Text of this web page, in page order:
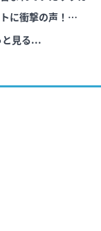
に衝撃の声！」
と明るみに‥」
と見る...